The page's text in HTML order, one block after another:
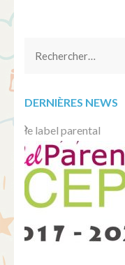
Rechercher :
DERNIÈRES NEWS
le label parental